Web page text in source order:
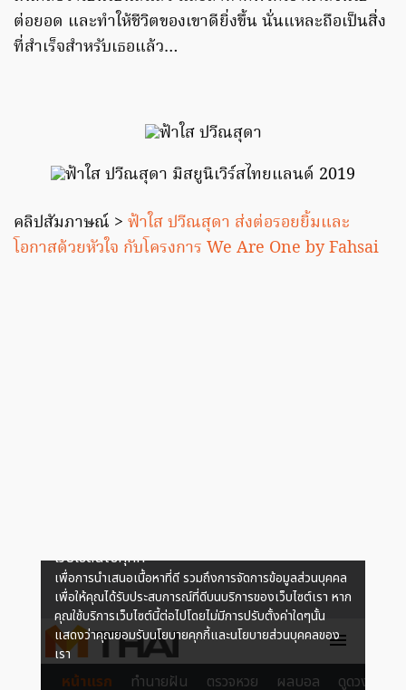
ต่อยอด และทำให้ชีวิตของเขาดียิ่งขึ้น นั่นแหละถือเป็นสิ่ง
ที่สำเร็จสำหรับเธอแล้ว…
คลิปสัมภาษณ์ > ฟ้าใส ปวีณสุดา ส่งต่อรอยยิ้มและ
โอกาสด้วยหัวใจ กับโครงการ We Are One by Fahsai